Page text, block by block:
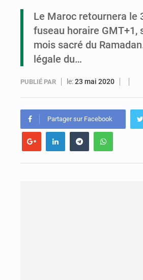
Le Maroc retournera le
fuseau horaire GMT+1,
mois sacré du
légale du…
PUBLIÉ PAR le:23 mai 2020
Partager sur Facebook